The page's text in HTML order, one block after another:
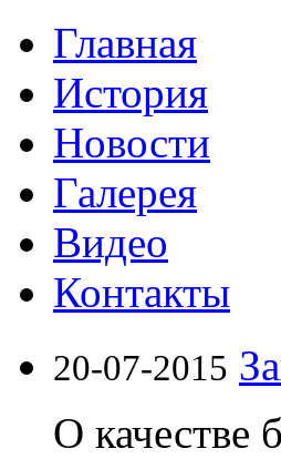
Главная
История
Новости
Галерея
Видео
Контакты
20-07-2015
О качестве